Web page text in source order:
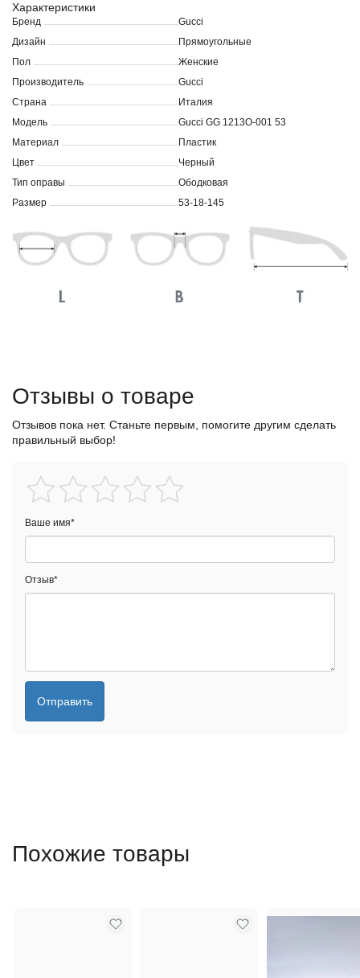
Характеристики
Бренд
Gucci
Дизайн
Прямоугольные
Пол
Женские
Производитель
Gucci
Страна
Италия
Модель
Gucci GG 1213O-001 53
Материал
Пластик
Цвет
Черный
Тип оправы
Ободковая
Размер
53-18-145
Отзывы о товаре
Отзывов пока нет. Станьте первым, помогите другим сделать
правильный выбор!
Ваше имя*
Отзыв*
Отправить
Похожие товары